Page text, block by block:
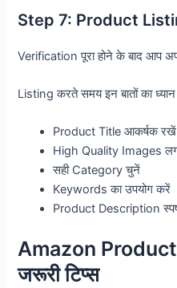
Step 7: Product
Verification पूरा होने के बाद आप
Listing करते समय इन बातों का
Product Title आकर्षक रखें
High Quality Images
सही Category चुनें
Keywords का उपयोग करें
Product Description
Amazon
जरूरी टिप्स